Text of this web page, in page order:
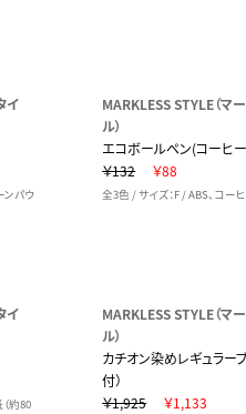
イ
ンパウ
MARKLESS STYLE（マ
ル）
エコボールペン(コーヒ
￥132
￥88
全3色 / サイズ：F / ABS、コ
イ
約80
MARKLESS STYLE（マ
ル）
カチオン染めレギュラー
付）
￥1,925
￥1,133